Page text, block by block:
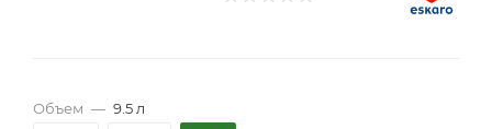
Объем — 9.5 л